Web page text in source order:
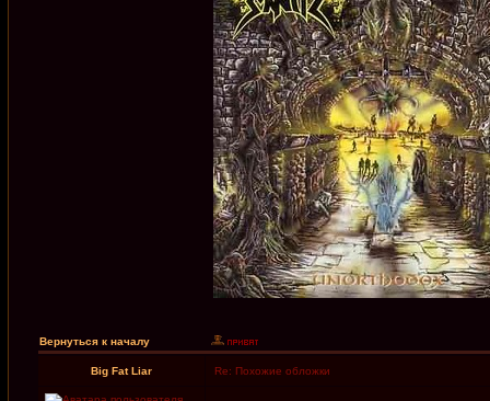
Вернуться к началу
Big Fat Liar Re: Похожие обложки